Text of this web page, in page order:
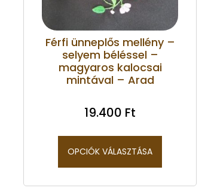
Férfi ünneplős mellény –
selyem béléssel –
magyaros kalocsai
mintával – Arad
19.400 Ft
OPCIÓK VÁLASZTÁSA